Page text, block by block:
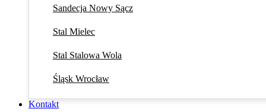
Sandecja Nowy Sącz
Stal Mielec
Stal Stalowa Wola
Śląsk Wrocław
Kontakt